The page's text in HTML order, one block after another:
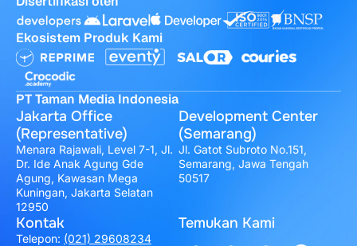
Ekosistem Produk Kami
PT Taman Media Indonesia
Jakarta Office
(Representative)
Menara Rajawali, Level 7-1, Jl.
Dr. Ide Anak Agung Gde
Agung, Kawasan Mega
Kuningan, Jakarta Selatan
12950
Development Center
(Semarang)
Jl. Gatot Subroto No.151,
Semarang, Jawa Tengah
50517
Kontak
Telepon: (021) 29608234
Temukan Kami